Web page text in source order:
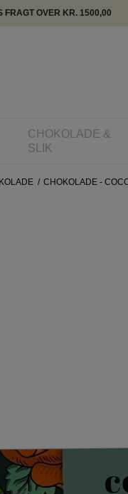
FRAGT OVER KR. 1500,00
CHOKOLADE &
SLIK
/ CHOKOLADE -